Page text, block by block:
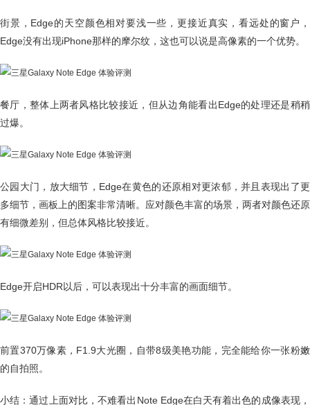
街景，Edge的天空颜色相对要浅一些，更接近真实，看远处的窗户，
Edge没有出现iPhone那样的摩尔纹，这也可以说是高像素的一个优势。
餐厅，整体上两者风格比较接近，但从边角能看出Edge的处理还是稍稍
过爆。
公园大门，放大细节，Edge在黄色的还原相对更浓郁，并且表现出了更
多细节，画板上的图案非常清晰。应对颜色丰富的场景，两者对颜色还原
有细微差别，但总体风格比较接近。
Edge开启HDR以后，可以表现出十分丰富的画面细节。
前置370万像素，F1.9大光圈，自带8级美艳功能，完全能给你一张粉嫩
的自拍照。
小结：通过上面对比，不难看出Note Edge在白天有着出色的成像表现，